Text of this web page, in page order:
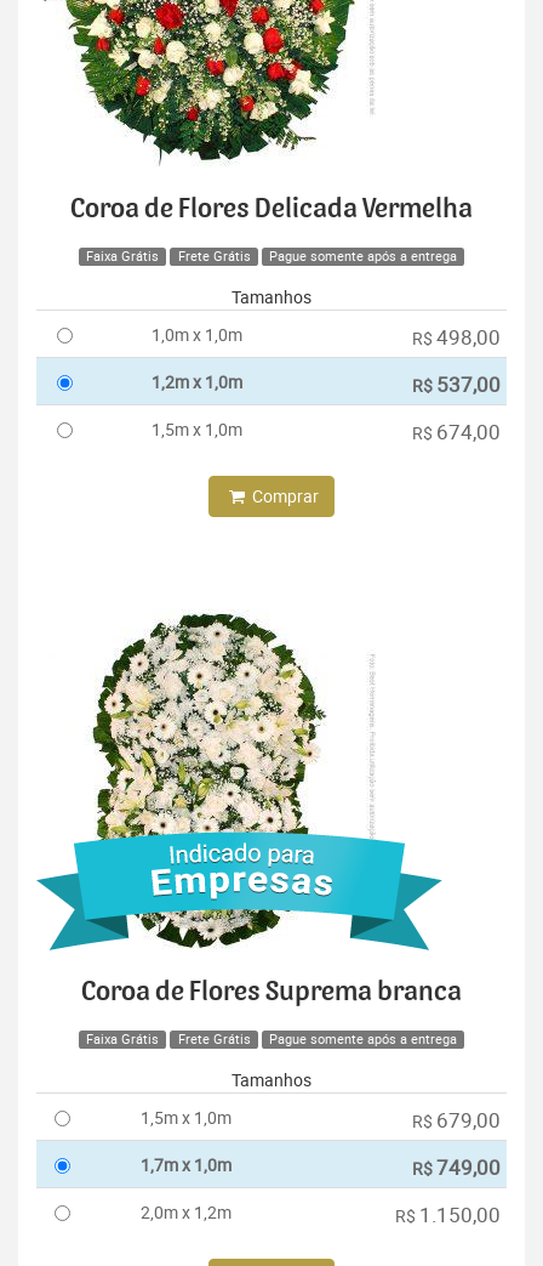
Coroa de Flores Delicada Vermelha
Faixa Grátis Frete Grátis Pague somente após a entrega
Tamanhos
1,0m x 1,0m
R$ 498,00
1,2m x 1,0m R$ 537,00
1,5m x 1,0m R$ 674,00
Comprar
Coroa de Flores Suprema branca
Faixa Grátis Frete Grátis Pague somente após a entrega
Tamanhos
1,5m x 1,0m
R$ 679,00
1,7m x 1,0m R$749,00
2,0m x 1,2m R$ 1.150,00